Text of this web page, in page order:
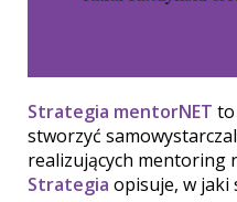
Strategia mentorNET to
stworzyć
realizujących mentoring
Strategia opisuje, w jaki